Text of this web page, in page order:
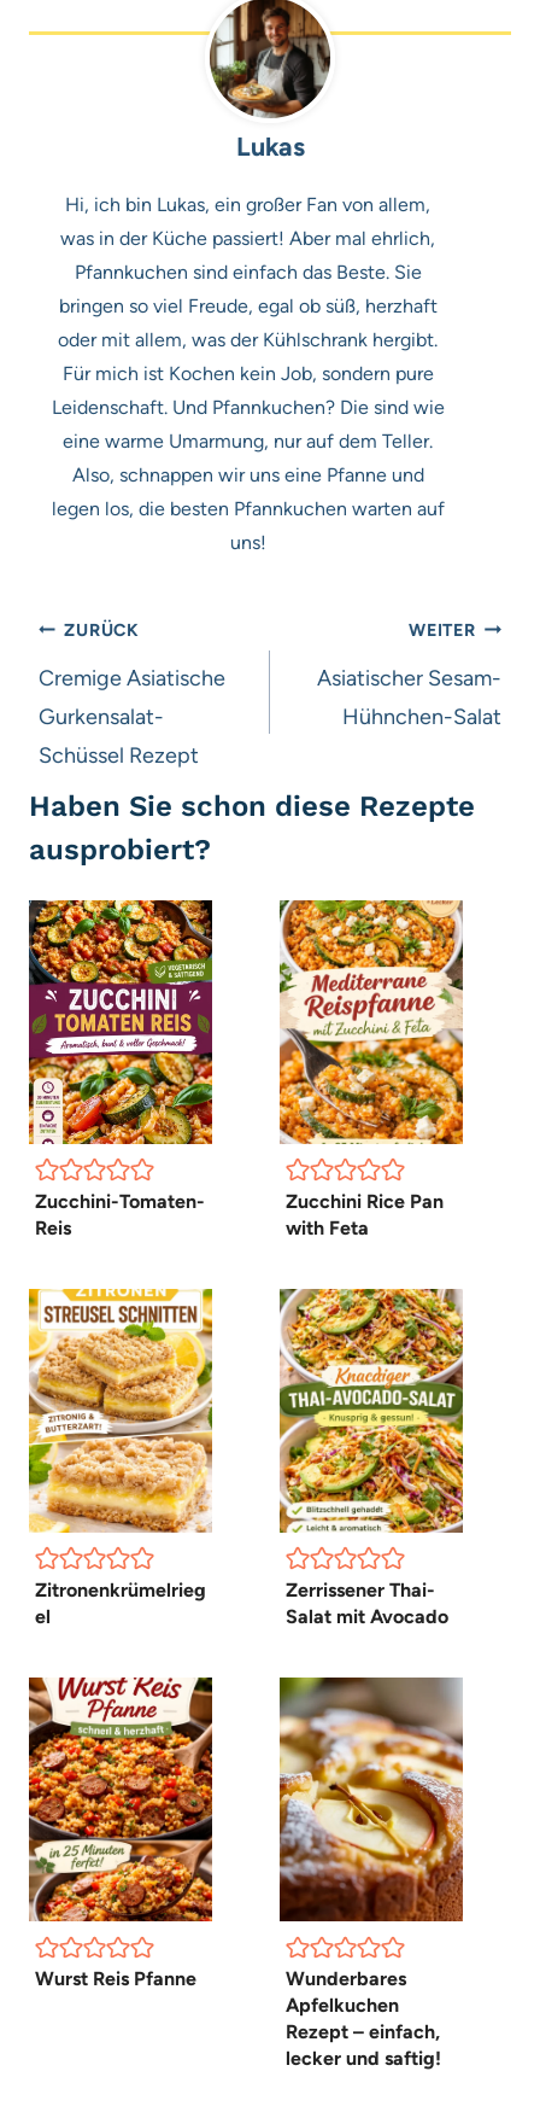
Lukas
Hi, ich bin Lukas, ein großer Fan von allem,
was in der Küche passiert! Aber mal ehrlich,
Pfannkuchen sind einfach das Beste. Sie
bringen so viel Freude, egal ob süß, herzhaft
oder mit allem, was der Kühlschrank hergibt.
Für mich ist Kochen kein Job, sondern pure
Leidenschaft. Und Pfannkuchen? Die sind wie
eine warme Umarmung, nur auf dem Teller.
Also, schnappen wir uns eine Pfanne und
legen los, die besten Pfannkuchen warten auf
uns!
Beitragsnavigation
ZURÜCK
Cremige Asiatische
Gurkensalat-
Schüssel Rezept
WEITER
Asiatischer Sesam-
Hühnchen-Salat
Haben Sie schon diese Rezepte
ausprobiert?
Zucchini-Tomaten-
Reis
Zucchini Rice Pan
with Feta
Zitronenkrümelrieg
el
Zerrissener Thai-
Salat mit Avocado
Wurst Reis Pfanne
Wunderbares
Apfelkuchen
Rezept – einfach,
lecker und saftig!